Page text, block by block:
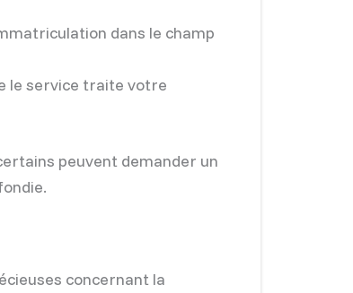
dans le champ
le service traite votre
peuvent demander un
concernant la